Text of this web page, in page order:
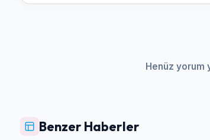
Henüz yorum
Benzer Haberler